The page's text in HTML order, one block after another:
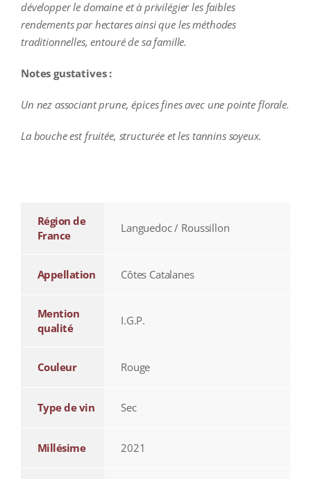
développer le domaine et à privilégier les faibles
rendements par hectares ainsi que les méthodes
traditionnelles, entouré de sa famille.
Notes gustatives :
Un nez associant prune, épices fines avec une pointe florale.
La bouche est fruitée, structurée et les tannins soyeux.
Région de
France
Languedoc / Roussillon
Appellation Côtes Catalanes
Mention
qualité
I.G.P.
Couleur Rouge
Type de vin Sec
Millésime 2021